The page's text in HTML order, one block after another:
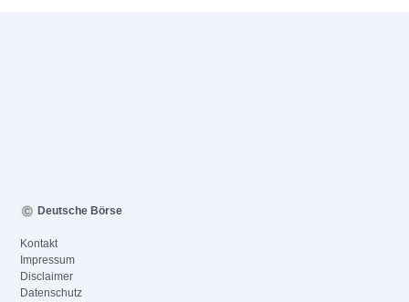
Deutsche Börse
Kontakt
Impressum
Disclaimer
Datenschutz